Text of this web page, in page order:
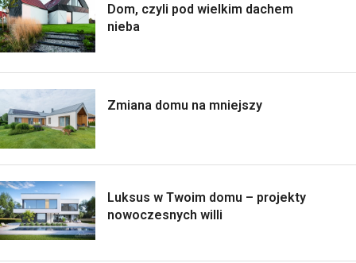
Dom, czyli pod wielkim dachem
nieba
Zmiana domu na mniejszy
Luksus w Twoim domu – projekty
nowoczesnych willi